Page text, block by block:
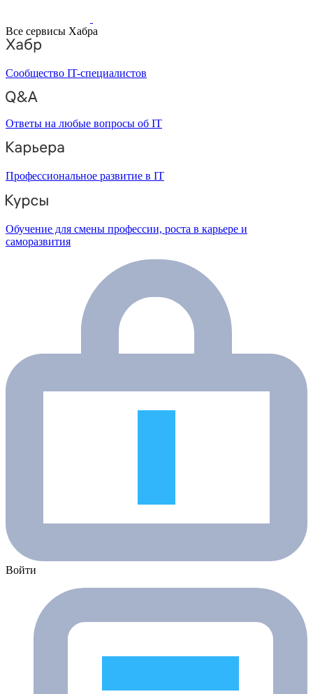
Все сервисы Хабра
Сообщество IT-специалистов
Ответы на любые вопросы об IT
Профессиональное развитие в IT
Обучение для смены профессии, роста в карьере и
саморазвития
Войти